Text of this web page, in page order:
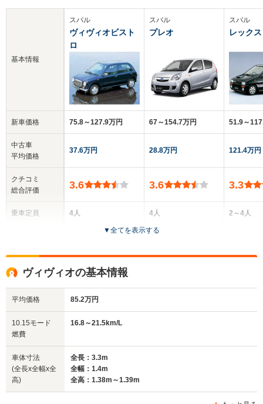
基本情報
新車価格
中古車
平均価格
クチコミ
総合評価
乗車定員
サイズ
(全長x全幅x全高)
スバル
ヴィヴィオビスト
ロ
75.8～127.9万円
37.6万円
3.6
4人
全高
1.38m～1.39m
全幅
1.4m
スバル
プレオ
67～154.7万円
28.8万円
3.6
4人
3～5ドア
スバル
レック
51.9～
121.4万円
3.3
2～4人
▼全てを表示する
ヴィヴィオの基本情報
平均価格 85.2万円
10.15モード
燃費
16.8～21.5km/L
車体寸法
(全長x全幅x全
高)
全長：3.3m
全幅：1.4m
全高：1.38m～1.39m